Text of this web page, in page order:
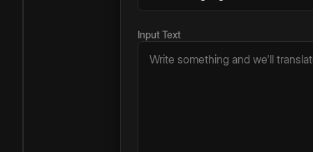
Input Text